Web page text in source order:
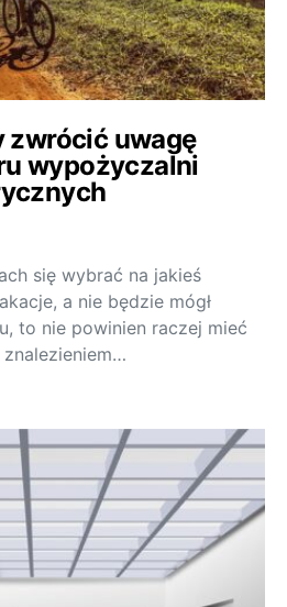
zwrócić uwagę
wypożyczalni
się wybrać na jakieś
a nie będzie mógł
to nie powinien raczej mieć